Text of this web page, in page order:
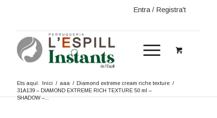
Entra / Registra't
Ets aquí: Inici / aaa / Diamond extreme cream riche texture /
31A139 – DIAMOND EXTREME RICH TEXTURE 50 ml –
SHADOW –...